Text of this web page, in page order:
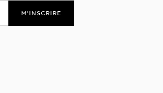
M'INSCRIRE